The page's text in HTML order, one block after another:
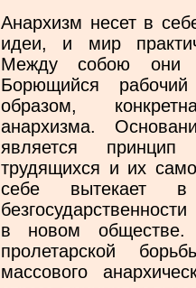
Анархизм несет в
идеи, и мир
Между собою они
Борющийся
образом,
анархизма.
является принцип
трудящихся и их
себе вытекает
в новом
пролетарской
массового